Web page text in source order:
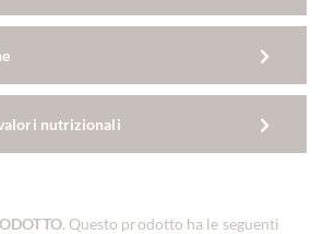
nutrizionali
. Questo prodotto ha le seguenti